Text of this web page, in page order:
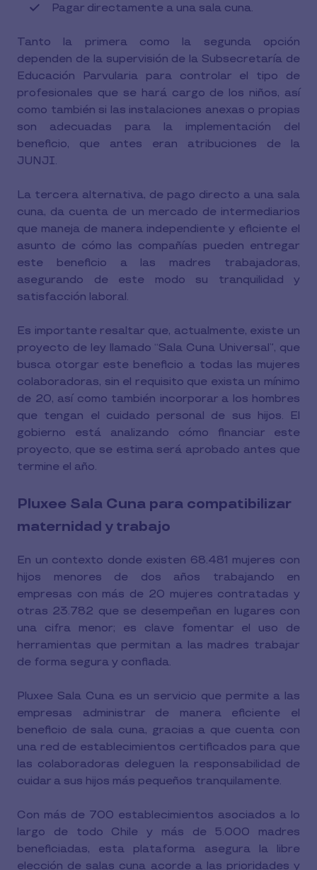
Pagar directamente a una sala cuna.
Tanto la primera como la segunda opción
dependen de la supervisión de la Subsecretaría de
Educación Parvularia para controlar el tipo de
profesionales que se hará cargo de los niños, así
como también si las instalaciones anexas o propias
son adecuadas para la implementación del
beneficio, que antes eran atribuciones de la
JUNJI.
La tercera alternativa, de pago directo a una sala
cuna, da cuenta de un mercado de intermediarios
que maneja de manera independiente y eficiente el
asunto de cómo las compañías pueden entregar
este beneficio a las madres trabajadoras,
asegurando de este modo su tranquilidad y
satisfacción laboral.
Es importante resaltar que, actualmente, existe un
proyecto de ley llamado “Sala Cuna Universal”, que
busca otorgar este beneficio a todas las mujeres
colaboradoras, sin el requisito que exista un mínimo
de 20, así como también incorporar a los hombres
que tengan el cuidado personal de sus hijos. El
gobierno está analizando cómo financiar este
proyecto, que se estima será aprobado antes que
termine el año.
Pluxee Sala Cuna para compatibilizar
maternidad y trabajo
En un contexto donde existen 68.481 mujeres con
hijos menores de dos años trabajando en
empresas con más de 20 mujeres contratadas y
otras 23.782 que se desempeñan en lugares con
una cifra menor; es clave fomentar el uso de
herramientas que permitan a las madres trabajar
de forma segura y confiada.
Pluxee Sala Cuna es un servicio que permite a las
empresas administrar de manera eficiente el
beneficio de sala cuna, gracias a que cuenta con
una red de establecimientos certificados para que
las colaboradoras deleguen la responsabilidad de
cuidar a sus hijos más pequeños tranquilamente.
Con más de 700 establecimientos asociados a lo
largo de todo Chile y más de 5.000 madres
beneficiadas, esta plataforma asegura la libre
elección de salas cuna acorde a las prioridades y